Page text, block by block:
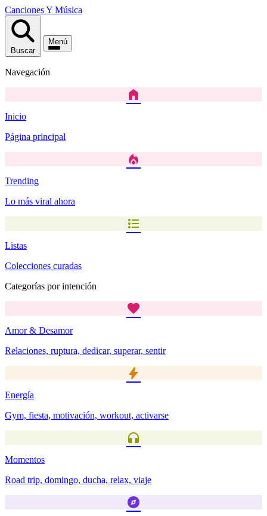
CancionesY Música
Buscar
Menú
Navegación
home
Inicio
Página principal
local_fire_department
Trending
Lo más viral ahora
format_list_bulleted
Listas
Colecciones curadas
Categorías por intención
favorite
Amor & Desamor
Relaciones, ruptura, dedicar, superar, sentir
bolt
Energía
Gym, fiesta, motivación, workout, activarse
headphones
Momentos
Road trip, domingo, ducha, relax, viaje
explore